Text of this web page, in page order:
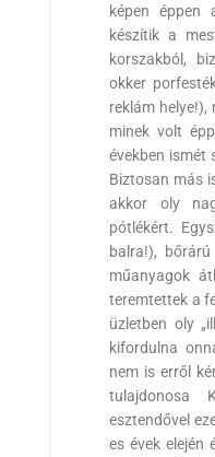
képen éppen
készítik a
korszakból,
okker
reklám
minek volt
években ismét
Biztosan más
akkor oly
pótlékért.
balra!),
műanyagok
teremtettek a
üzletben oly
kifordulna
nem is erről
tulajdonosa
esztendővel
es évek elején